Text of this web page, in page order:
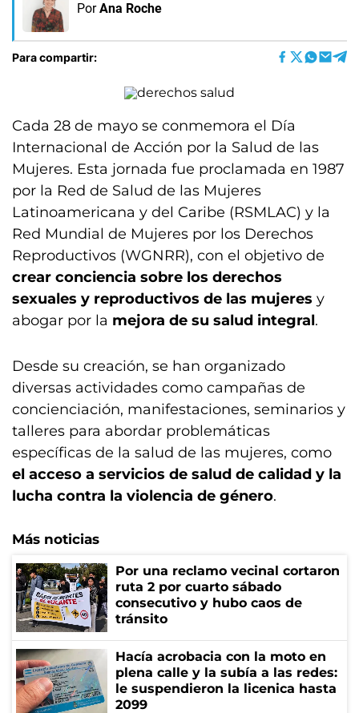
Por Ana Roche
Para compartir:
Cada 28 de mayo se conmemora el Día
Internacional de Acción por la Salud de las
Mujeres. Esta jornada fue proclamada en 1987
por la Red de Salud de las Mujeres
Latinoamericana y del Caribe (RSMLAC) y la
Red Mundial de Mujeres por los Derechos
Reproductivos (WGNRR), con el objetivo de
crear conciencia sobre los derechos
sexuales y reproductivos de las mujeres y
abogar por la mejora de su salud integral.
Desde su creación, se han organizado
diversas actividades como campañas de
concienciación, manifestaciones, seminarios y
talleres para abordar problemáticas
específicas de la salud de las mujeres, como
el acceso a servicios de salud de calidad y la
lucha contra la violencia de género.
Más noticias
Por una reclamo vecinal cortaron
ruta 2 por cuarto sábado
consecutivo y hubo caos de
tránsito
Hacía acrobacia con la moto en
plena calle y la subía a las redes:
le suspendieron la licenica hasta
2099